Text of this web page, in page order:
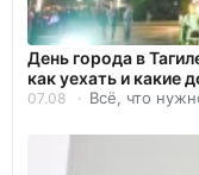
День города в
как уехать и какие
07.08 Всё, что